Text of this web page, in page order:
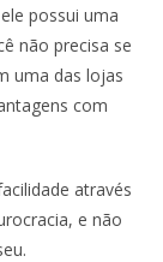
ele possui uma
não precisa se
uma das lojas
com
através
e não